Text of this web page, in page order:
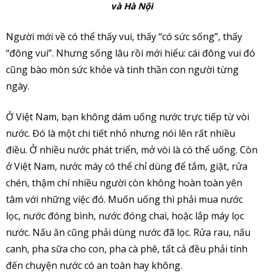
và Hà Nội
Người mới về có thể thấy vui, thấy “có sức sống”, thấy
“đông vui”. Nhưng sống lâu rồi mới hiểu: cái đông vui đó
cũng bào mòn sức khỏe và tinh thần con người từng
ngày.
Ở Việt Nam, bạn không dám uống nước trực tiếp từ vòi
nước. Đó là một chi tiết nhỏ nhưng nói lên rất nhiều
điều. Ở nhiều nước phát triển, mở vòi là có thể uống. Còn
ở Việt Nam, nước máy có thể chỉ dùng để tắm, giặt, rửa
chén, thậm chí nhiều người còn không hoàn toàn yên
tâm với những việc đó. Muốn uống thì phải mua nước
lọc, nước đóng bình, nước đóng chai, hoặc lắp máy lọc
nước. Nấu ăn cũng phải dùng nước đã lọc. Rửa rau, nấu
canh, pha sữa cho con, pha cà phê, tất cả đều phải tính
đến chuyện nước có an toàn hay không.